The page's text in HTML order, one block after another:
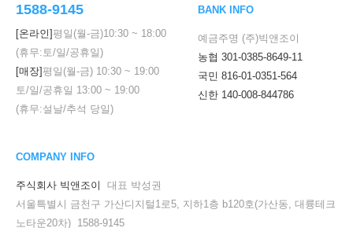
1588-9145
[온라인]평일(월-금)10:30 ~ 18:00
(휴무:토/일/공휴일)
[매장]평일(월-금) 10:30 ~ 19:00
토/일/공휴일 13:00 ~ 19:00
(휴무:설날/추석 당일)
BANK INFO
예금주명 (주)빅앤조이
농협 301-0385-8649-11
국민 816-01-0351-564
신한 140-008-844786
COMPANY INFO
주식회사 빅앤조이
대표 박성권
서울특별시 금천구 가산디지털1로5, 지하1층 b120호(가산동, 대륭테크
노타운20차) 1588-9145